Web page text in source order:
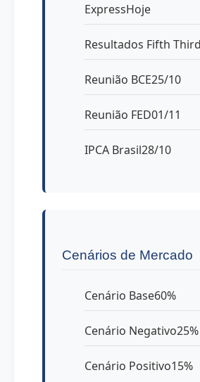
ExpressHoje
Resultados Fifth
Reunião BCE25/10
Reunião FED01/11
IPCA Brasil28/10
Cenários de Mercado
Cenário Base60%
Cenário Negativo25%
Cenário Positivo15%